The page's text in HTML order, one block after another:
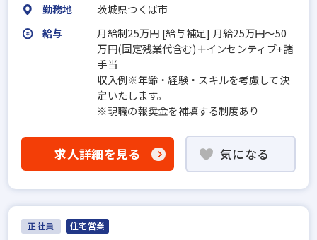
勤務地
茨城県つくば市
給与
月給制25万円 [給与補足] 月給25万円～50
万円(固定残業代含む)＋インセンティブ+諸
手当
収入例※年齢・経験・スキルを考慮して決
定いたします。
※現職の報奨金を補填する制度あり
求人詳細を見る 気になる
正社員 住宅営業